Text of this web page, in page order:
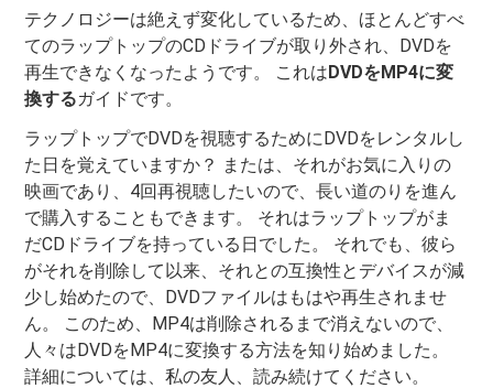
テクノロジーは絶えず変化しているため、ほとんどすべ
てのラップトップのCDドライブが取り外され、DVDを
再生できなくなったようです。 これはDVDをMP4に変
換するガイドです。
ラップトップでDVDを視聴するためにDVDをレンタルし
た日を覚えていますか？ または、それがお気に入りの
映画であり、4回再視聴したいので、長い道のりを進ん
で購入することもできます。 それはラップトップがま
だCDドライブを持っている日でした。 それでも、彼ら
がそれを削除して以来、それとの互換性とデバイスが減
少し始めたので、DVDファイルはもはや再生されませ
ん。 このため、MP4は削除されるまで消えないので、
人々はDVDをMP4に変換する方法を知り始めました。
詳細については、私の友人、読み続けてください。